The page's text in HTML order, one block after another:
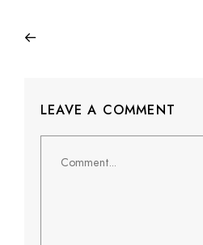
LEAVE A COMMENT